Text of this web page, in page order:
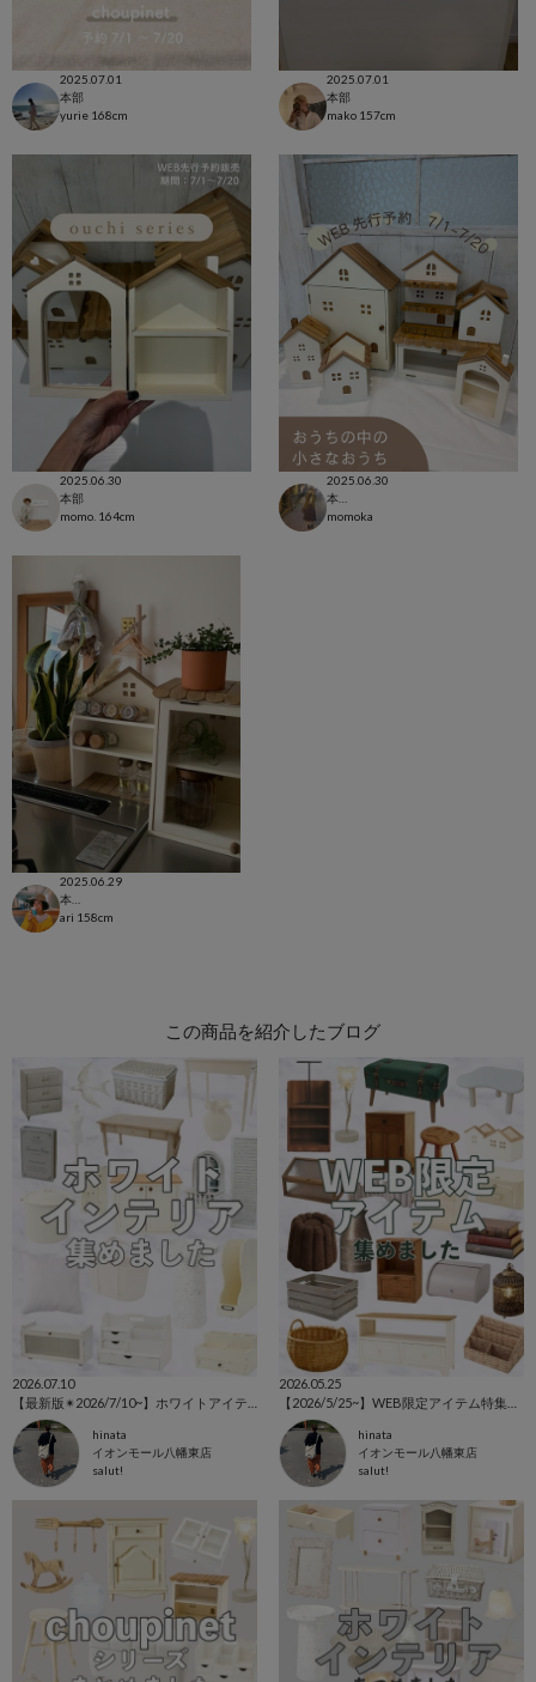
2025.07.01
本部
yurie 168cm
2025.07.01
本部
mako 157cm
2025.06.30
本部
momo. 164cm
2025.06.30
本部
momoka
2025.06.29
ari 158cm
この商品を紹介したブログ
2026.07.10
hinata
イオンモール八幡東店
salut!
2026.05.25
【2026/5/25~】WEB限定アイテム特集⚘⚘⚘
hinata
イオンモール八幡東店
salut!